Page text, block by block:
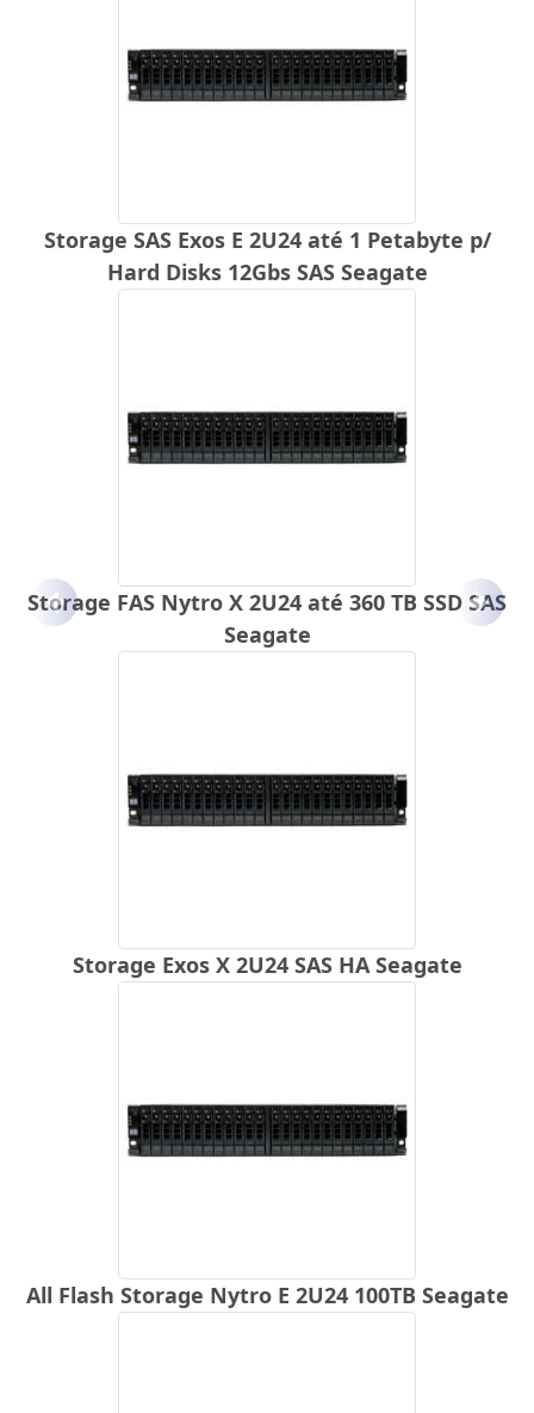
Storage SAS Exos E 2U24 até 1 Petabyte p/
Hard Disks 12Gbs SAS Seagate
Storage FAS Nytro X 2U24 até 360 TB SSD SAS
Seagate
Storage Exos X 2U24 SAS HA Seagate
All Flash Storage Nytro E 2U24 100TB Seagate
Anterior